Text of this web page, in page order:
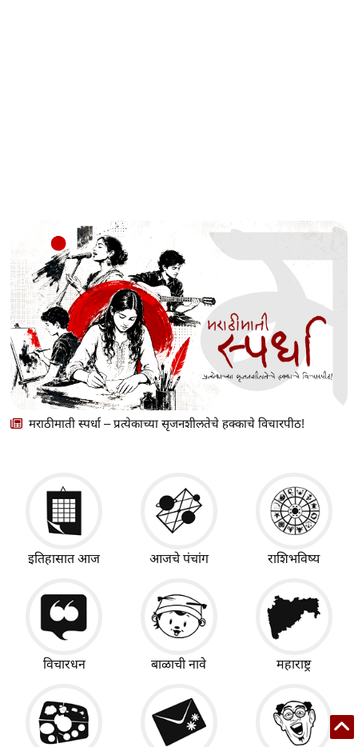
मराठीमाती स्पर्धा – प्रत्येकाच्या सृजनशीलतेचे हक्काचे विचारपीठ!
इतिहासात आज आजचे पंचांग राशिभविष्य
विचारधन बाळाची नावे महाराष्ट्र